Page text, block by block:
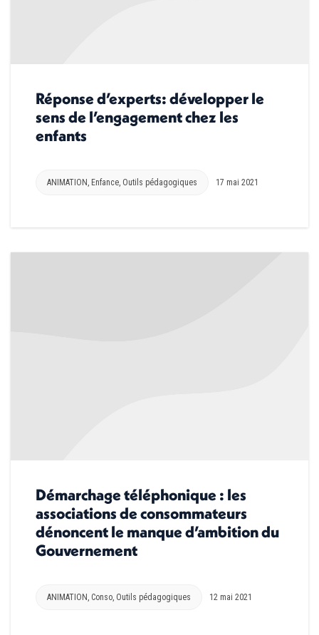
Réponse d’experts: développer le
sens de l’engagement chez les
enfants
ANIMATION Enfance Outils pédagogiques 17 mai 2021
Démarchage téléphonique : les
associations de consommateurs
dénoncent le manque d’ambition du
Gouvernement
ANIMATION , Conso, Outils pédagogiques 12 mai 2021